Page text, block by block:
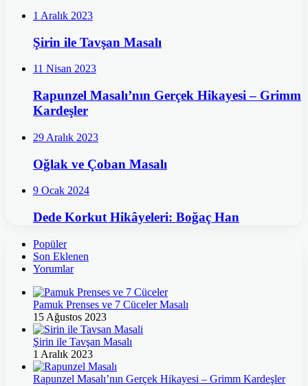
1 Aralık 2023
Şirin ile Tavşan Masalı
11 Nisan 2023
Rapunzel Masalı’nın Gerçek Hikayesi – Grimm
Kardeşler
29 Aralık 2023
Oğlak ve Çoban Masalı
9 Ocak 2024
Dede Korkut Hikâyeleri: Boğaç Han
Popüler
Son Eklenen
Yorumlar
Pamuk Prenses ve 7 Cüceler Masalı
15 Ağustos 2023
Şirin ile Tavşan Masalı
1 Aralık 2023
Rapunzel Masalı’nın Gerçek Hikayesi – Grimm Kardeşler